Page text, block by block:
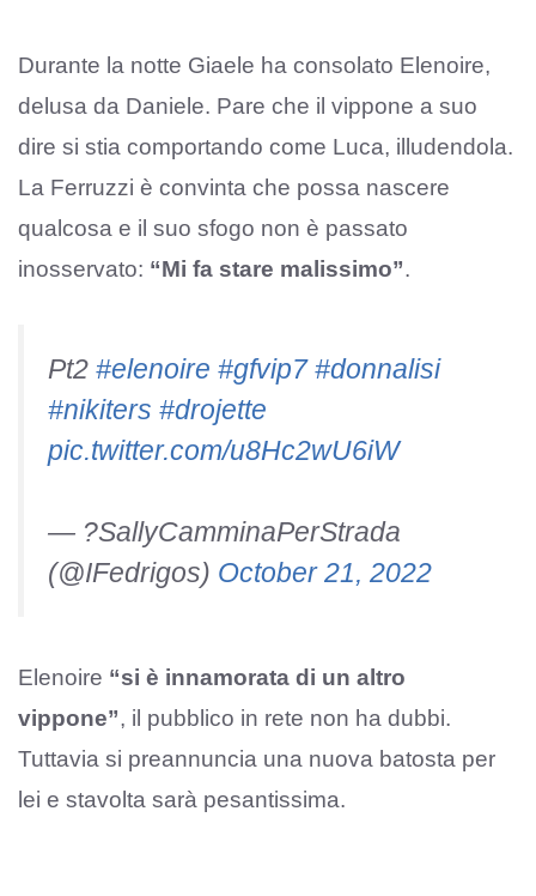
Durante la notte Giaele ha consolato Elenoire,
delusa da Daniele. Pare che il vippone a suo
dire si stia comportando come Luca, illudendola.
La Ferruzzi è convinta che possa nascere
qualcosa e il suo sfogo non è passato
inosservato: “Mi fa stare malissimo”.
Pt2 #elenoire #gfvip7 #donnalisi
#nikiters #drojette
pic.twitter.com/u8Hc2wU6iW
— ?SallyCamminaPerStrada
(@IFedrigos) October 21, 2022
Elenoire “si è innamorata di un altro
vippone”, il pubblico in rete non ha dubbi.
Tuttavia si preannuncia una nuova batosta per
lei e stavolta sarà pesantissima.